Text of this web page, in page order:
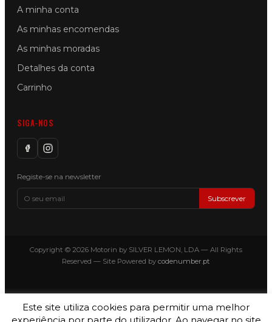
A minha conta
As minhas encomendas
As minhas moradas
Detalhes da conta
Carrinho
SIGA-NOS
Registe-se na newsletter
Subscrever
Copyright © 2026 Motorin by SILVER LEMON, LDA — All Rights
Reserved — Site Powered by codenumber.pt
Este site utiliza cookies para permitir uma melhor